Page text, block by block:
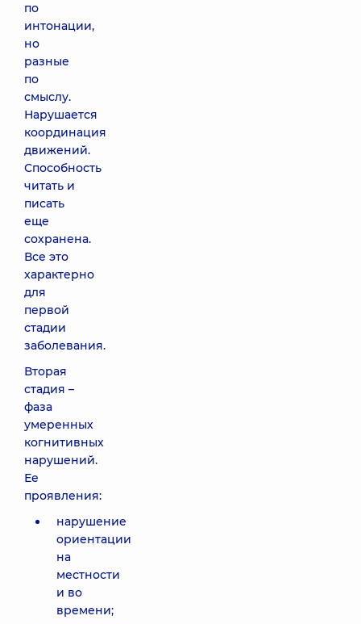
по
интонации,
но
разные
по
смыслу.
Нарушается
координация
движений.
Способность
читать и
писать
еще
сохранена.
Все это
характерно
для
первой
стадии
заболевания.
Вторая
стадия –
фаза
умеренных
когнитивных
нарушений.
Ее
проявления:
нарушение
ориентации
на
местности
и во
времени;